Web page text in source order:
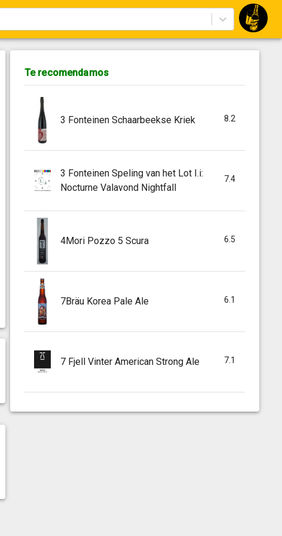
Te recomendamos
3 Fonteinen Schaarbeekse Kriek 8.2
3 Fonteinen Speling van het Lot I.i:
Nocturne Valavond Nightfall
7.4
4Mori Pozzo 5 Scura 6.5
7Bräu Korea Pale Ale 6.1
7 Fjell Vinter American Strong Ale 7.1